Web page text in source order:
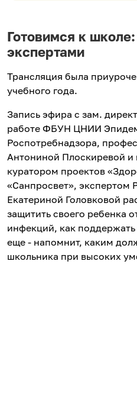
Готовимся к
экспертами
Трансляция была
учебного года.
Запись эфира с зам.
работе ФБУН ЦНИИ
Роспотребнадзора,
Антониной Плоскиревой
куратором проектов
«Санпросвет», экспертом
Екатериной Головковой
защитить своего ребенка
инфекций, как
еще - напомнит, каким
школьника при высоких